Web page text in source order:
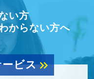
い方
からない方へ
ビスkeyboard_double_arrow_right